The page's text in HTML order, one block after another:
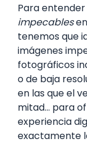
Para
impecables
tenemos que
imágenes
fotográficos
o de baja
en las que el
mitad… para
experiencia
exactamente